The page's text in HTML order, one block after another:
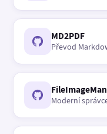
MD2PDF
Převod
Moderní